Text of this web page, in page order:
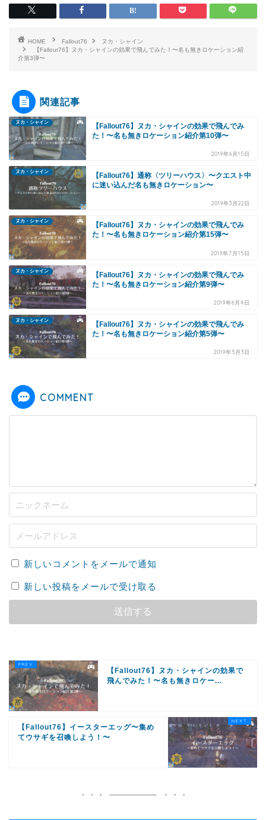
HOME Fallout76
ヌカ・シャイン
【Fallout76】ヌカ・シャインの効果で飛んでみた！〜名も無きロケーション紹
介第3弾〜
関連記事
ヌカ・シャイン
【Fallout76】ヌカ・シャインの効果で飛んでみ
た！〜名も無きロケーション紹介第10弾〜
2019年6月15日
ヌカ・シャイン
【Fallout76】通称〈ツリーハウス〉〜クエスト中
に迷い込んだ名も無きロケーション〜
2019年3月22日
ヌカ・シャイン
【Fallout76】ヌカ・シャインの効果で飛んでみ
た！〜名も無きロケーション紹介第15弾〜
2019年7月15日
ヌカ・シャイン
【Fallout76】ヌカ・シャインの効果で飛んでみ
た！〜名も無きロケーション紹介第9弾〜
2019年6月4日
ヌカ・シャイン
【Fallout76】ヌカ・シャインの効果で飛んでみ
た！〜名も無きロケーション紹介第5弾〜
2019年5月3日
COMMENT
新しいコメントをメールで通知
新しい投稿をメールで受け取る
【Fallout76】ヌカ・シャインの効果で
飛んでみた！〜名も無きロケー...
【Fallout76】イースターエッグ〜集め
てウサギを召喚しよう！〜